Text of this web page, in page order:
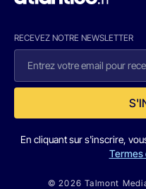
RECEVEZ NOTRE NEWSLETTER
En cliquant sur s'inscrire,
Termes
© 2026 Talmont